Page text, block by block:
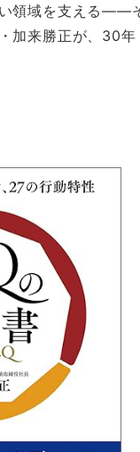
領域を支える——
加来勝正が、30